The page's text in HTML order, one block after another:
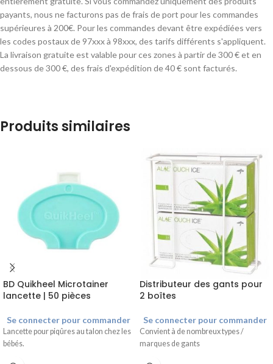
payants, nous ne facturons pas de frais de port pour les commandes
supérieures à 200€. Pour les commandes devant être expédiées vers
les codes postaux de 97xxx à 98xxx, des tarifs différents s'appliquent.
La livraison gratuite est valable pour ces zones à partir de 300 € et en
dessous de 300 €, des frais d'expédition de 40 € sont facturés.
Produits similaires
BD Quikheel Microtainer
lancette | 50 pièces
Se connecter pour commander
Lancette pour piqûres au talon chez les
bébés.
Distributeur des gants pour
2 boîtes
Se connecter pour commander
Convient à de nombreux types /
marques de gants